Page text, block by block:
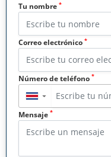
Tu nombre *
Correo electrónico *
Número de teléfono *
▼
Mensaje *